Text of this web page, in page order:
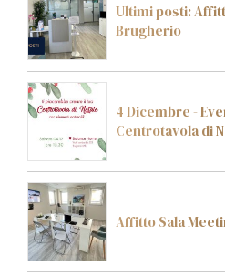
Ultimi posti:
Brugherio
4 Dicembre -
Centrotavola di
Affitto Sala